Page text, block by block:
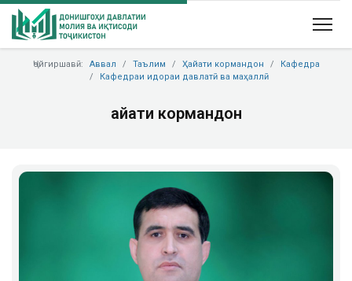
Ҷойгиршавӣ: Аввал Таълим Ҳайати кормандон
Кафедра
Кафедраи идораи давлатӣ ва маҳаллӣ
Ҳайати кормандон